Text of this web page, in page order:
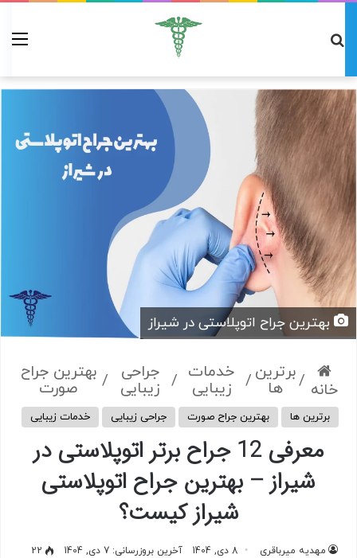
بهترین جراح اتوپلاستی در شیراز
خانه /برترین
ها / خدمات
زیبایی / جراحی
زیبایی / بهترین جراح
صورت
برترین ها بهترین جراح صورت جراحی زیبایی خدمات زیبایی
معرفی 12 جراح برتر اتوپلاستی در
شیراز – بهترین جراح اتوپلاستی
شیراز کیست؟
مهدیه میرباقری 8 دی, 1404 آخرین بروزرسانی: 7 دی, 1404
22